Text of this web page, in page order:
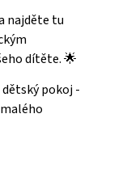
najděte tu
dítěte. 🌟
pokoj -